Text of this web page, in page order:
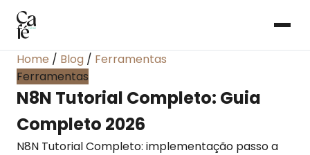
Home / Blog / Ferramentas
Ferramentas
N8N Tutorial Completo: Guia
Completo 2026
N8N Tutorial Completo: implementação passo a